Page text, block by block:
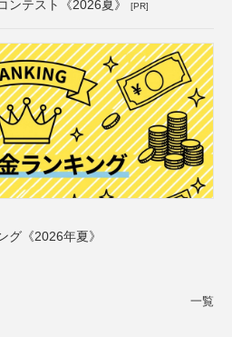
ンテスト《2026夏》 [PR]
グ《2026年夏》
一覧